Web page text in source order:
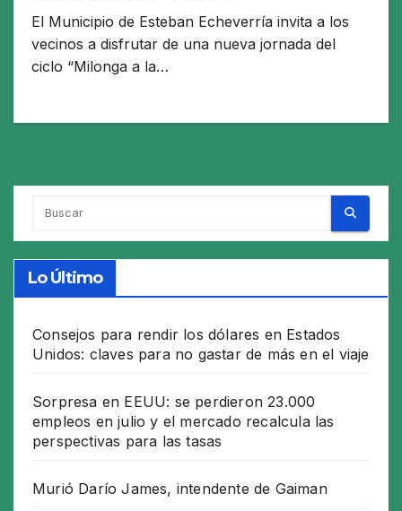
El Municipio de Esteban Echeverría invita a los
vecinos a disfrutar de una nueva jornada del
ciclo “Milonga a la…
Lo Último
Consejos para rendir los dólares en Estados
Unidos: claves para no gastar de más en el viaje
Sorpresa en EEUU: se perdieron 23.000
empleos en julio y el mercado recalcula las
perspectivas para las tasas
Murió Darío James, intendente de Gaiman